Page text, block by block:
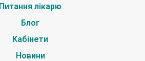
Питання лікарю
Блог
Кабінети
Новини